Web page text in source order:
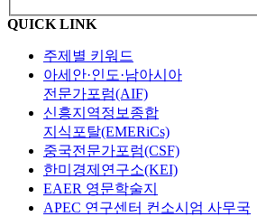
QUICK LINK
주제별 키워드
아세안·인도·남아시아
전문가포럼(AIF)
신흥지역정보종합
지식포탈(EMERiCs)
중국전문가포럼(CSF)
한미경제연구소(KEI)
EAER 영문학술지
APEC 연구센터 컨소시엄 사무국